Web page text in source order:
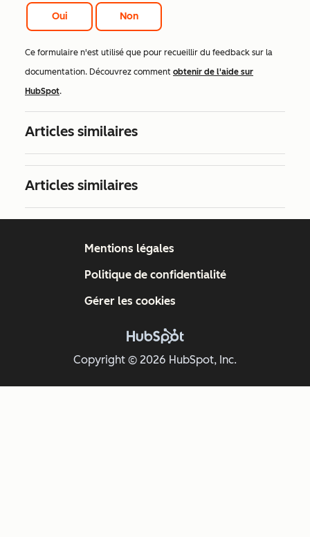
Oui Non
Ce formulaire n'est utilisé que pour recueillir du feedback sur la
documentation. Découvrez comment obtenir de l'aide sur
HubSpot.
Articles similaires
Articles similaires
Copyright © 2026 HubSpot, Inc.
Mentions légales
Politique de confidentialité
Gérer les cookies